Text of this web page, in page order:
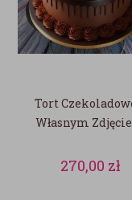
Tort
Własnym
270,00 zł